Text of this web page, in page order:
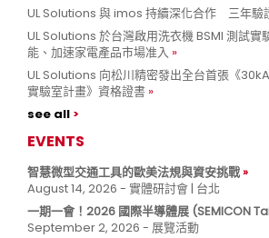
UL Solutions 與 imos 持續深化合作 三年驗
UL Solutions 於台灣啟用洗衣機 BSMI 測試
能、加速家電產品市場准入
UL Solutions 向松川精密發出全台首張《
實驗室計畫》資格證書
see all
EVENTS
智慧微型交通工具的歐美法規與資安挑戰
August 14, 2026 - 實體研討會 | 台北
一期一會！2026 國際半導體展 (SEMICON
September 2, 2026 - 展覽活動